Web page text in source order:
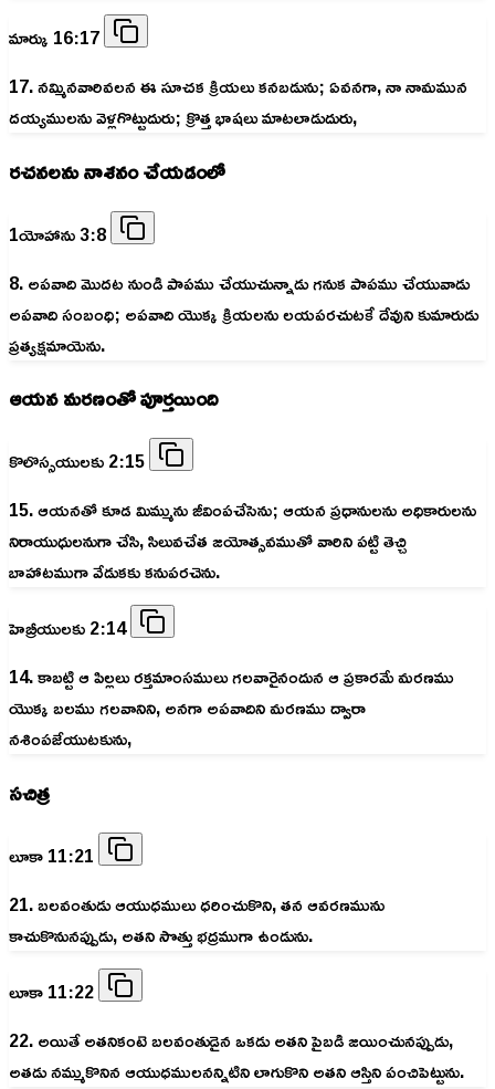
మార్కు 16:17
17. నమ్మినవారివలన ఈ సూచక క్రియలు కనబడును; ఏవనగా, నా నామమున
దయ్యములను వెళ్లగొట్టుదురు; క్రొత్త భాషలు మాటలాడుదురు,
రచనలను నాశనం చేయడంలో
1యోహాను 3:8
8. అపవాది మొదట నుండి పాపము చేయుచున్నాడు గనుక పాపము చేయువాడు
అపవాది సంబంధి; అపవాది యొక్క క్రియలను లయపరచుటకే దేవుని కుమారుడు
ప్రత్యక్షమాయెను.
ఆయన మరణంతో పూర్తయింది
కొలొస్సయులకు 2:15
15. ఆయనతో కూడ మిమ్మును జీవింపచేసెను; ఆయన ప్రధానులను అధికారులను
నిరాయుధులనుగా చేసి, సిలువచేత జయోత్సవముతో వారిని పట్టి తెచ్చి
బాహాటముగా వేడుకకు కనుపరచెను.
హెబ్రీయులకు 2:14
14. కాబట్టి ఆ పిల్లలు రక్తమాంసములు గలవారైనందున ఆ ప్రకారమే మరణము
యొక్క బలము గలవానిని, అనగా అపవాదిని మరణము ద్వారా
నశింపజేయుటకును,
సచిత్ర
లూకా 11:21
21. బలవంతుడు ఆయుధములు ధరించుకొని, తన ఆవరణమును
కాచుకొనునప్పుడు, అతని సొత్తు భద్రముగా ఉండును.
లూకా 11:22
22. అయితే అతనికంటె బలవంతుడైన ఒకడు అతని పైబడి జయించునప్పుడు,
అతడు నమ్ముకొనిన ఆయుధములనన్నిటిని లాగుకొని అతని ఆస్తిని పంచిపెట్టును.